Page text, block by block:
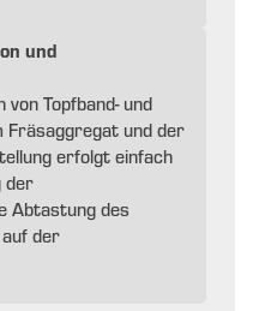
und
Topfband- und
Fräsaggregat und der
erfolgt einfach
der
Abtastung des
der